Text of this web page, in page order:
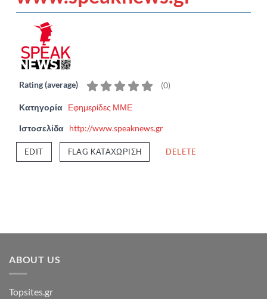
Rating (average) (0)
Κατηγορία Εφημερίδες ΜΜΕ
Ιστοσελίδα http://www.speaknews.gr
EDIT FLAG ΚΑΤΑΧΏΡΙΣΗ DELETE
ABOUT US
Topsites.gr